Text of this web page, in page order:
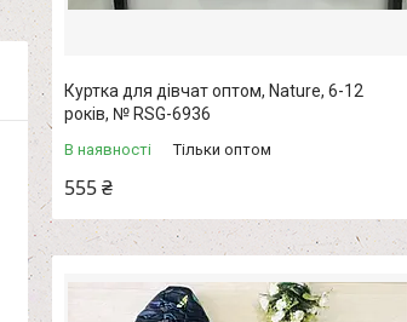
Куртка для дівчат оптом, Nature, 6-12
років, № RSG-6936
В наявності Тільки оптом
555 ₴